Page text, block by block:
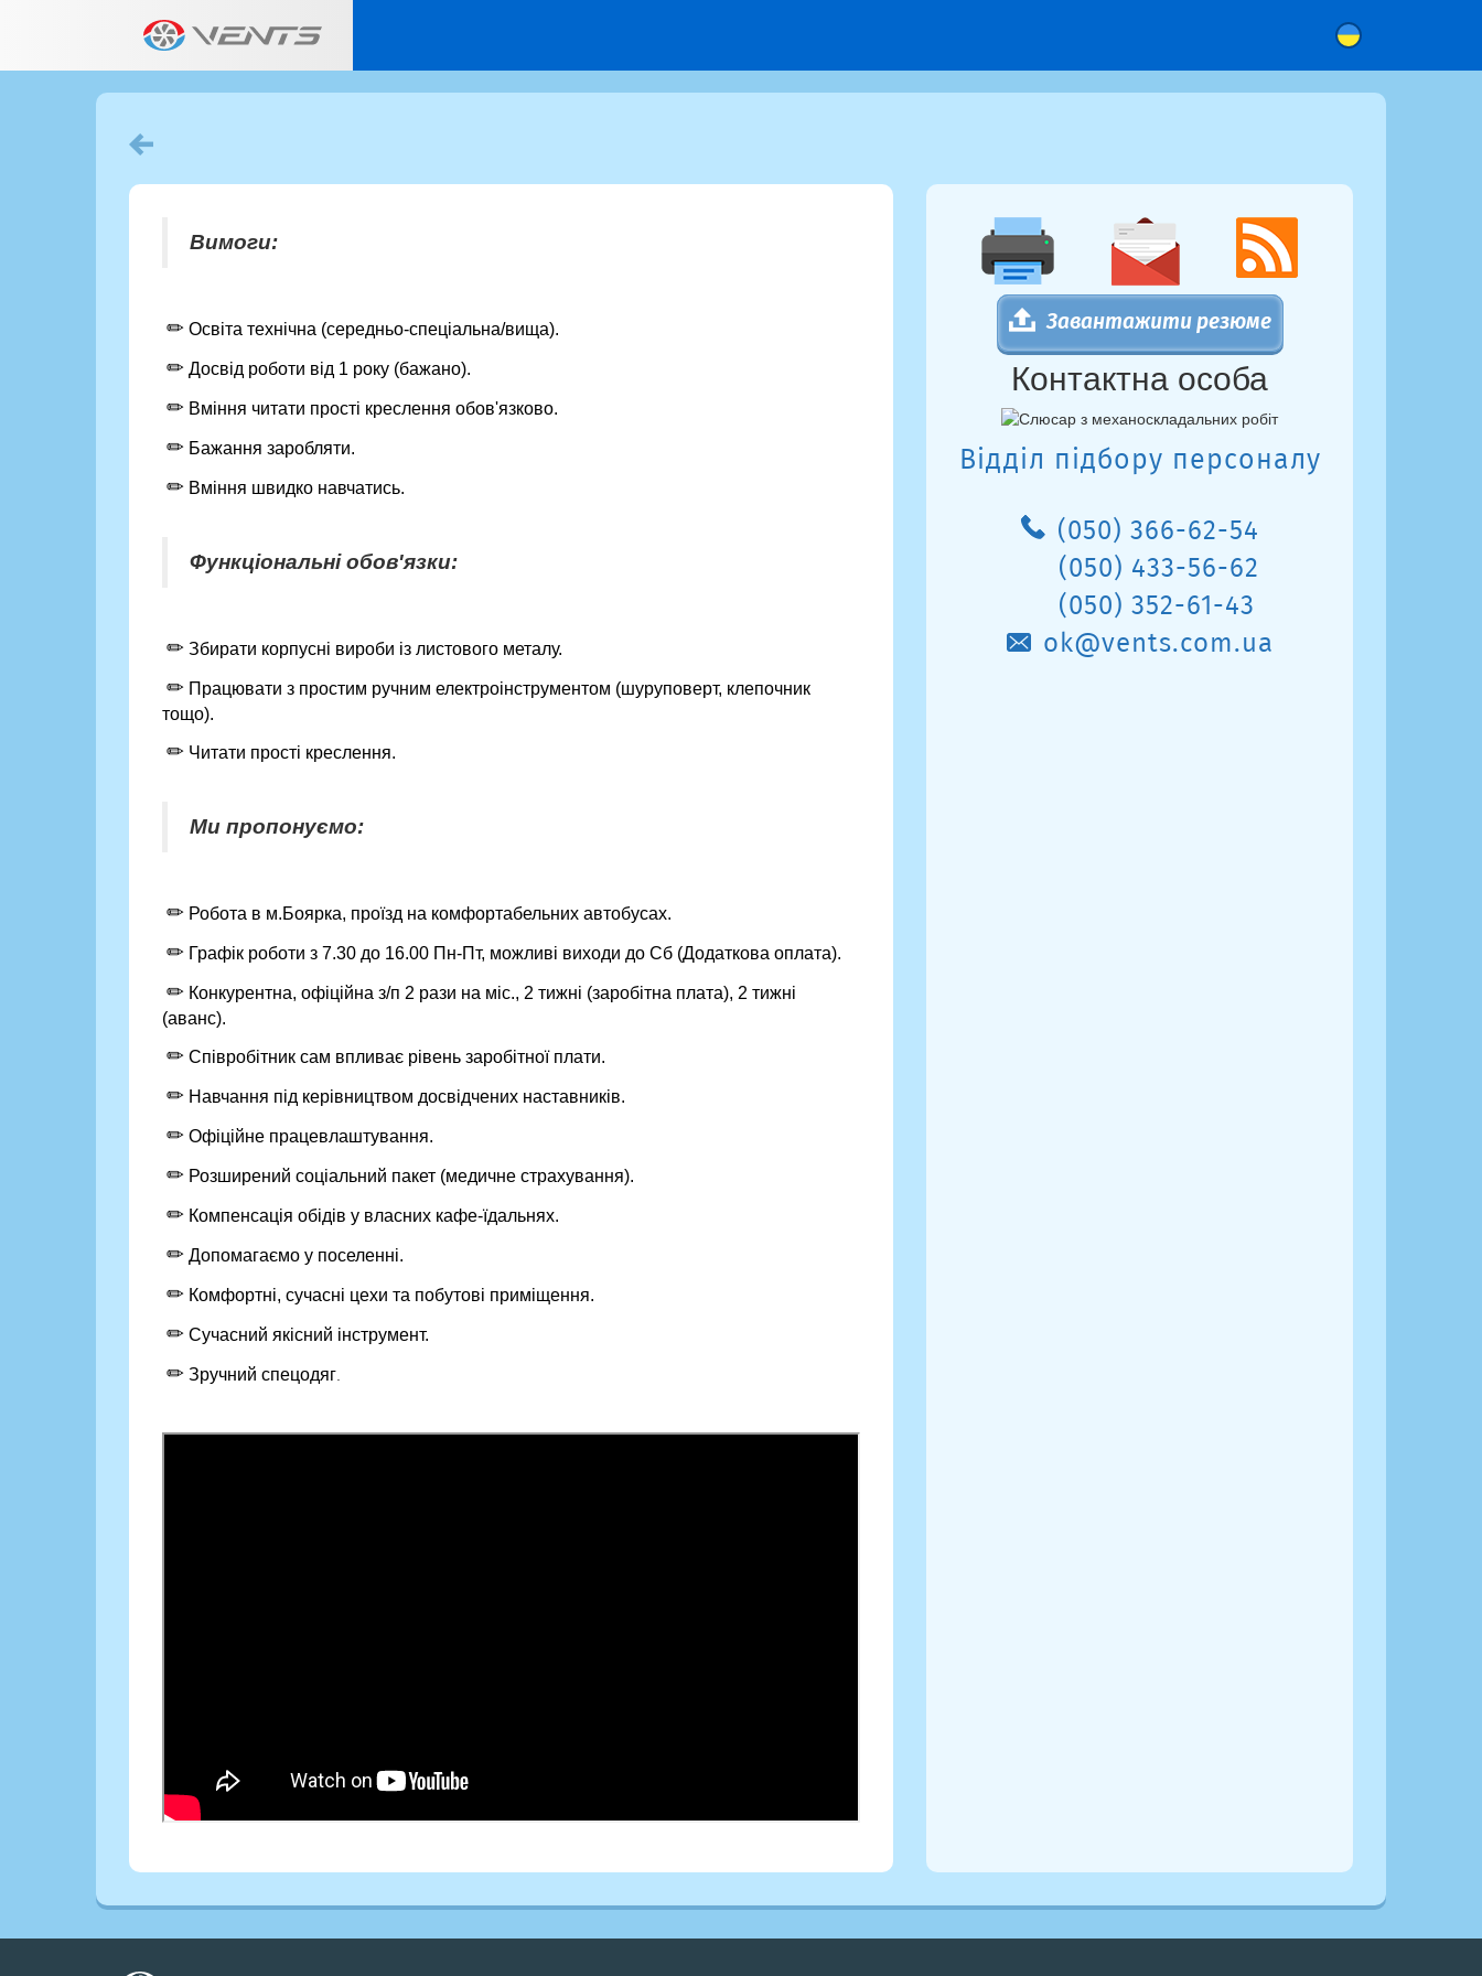
Вимоги:
✏ Освіта технічна (середньо-спеціальна/вища).
✏ Досвід роботи від 1 року (бажано).
✏ Вміння читати прості креслення обов'язково.
✏ Бажання заробляти.
✏ Вміння швидко навчатись.
Функціональні обов'язки:
✏ Збирати корпусні вироби із листового металу.
✏ Працювати з простим ручним електроінструментом (шуруповерт, клепочник
тощо).
✏ Читати прості креслення.
Ми пропонуємо:
✏ Робота в м.Боярка, проїзд на комфортабельних автобусах.
✏ Графік роботи з 7.30 до 16.00 Пн-Пт, можливі виходи до Сб (Додаткова оплата).
✏ Конкурентна, офіційна з/п 2 рази на міс., 2 тижні (заробітна плата), 2 тижні
(аванс).
✏ Співробітник сам впливає рівень заробітної плати.
✏ Навчання під керівництвом досвідчених наставників.
✏ Офіційне працевлаштування.
✏ Розширений соціальний пакет (медичне страхування).
✏ Компенсація обідів у власних кафе-їдальнях.
✏ Допомагаємо у поселенні.
✏ Комфортні, сучасні цехи та побутові приміщення.
✏ Сучасний якісний інструмент.
✏ Зручний спецодяг
Завантажити резюме
Контактна особа
Відділ підбору персоналу
(050) 366-62-54
(050) 433-56-62
(050) 352-61-43
ok@vents.com.ua